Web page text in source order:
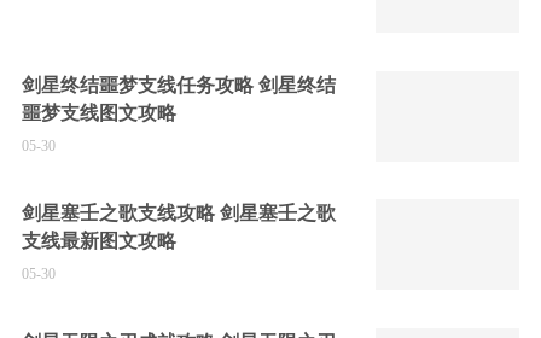
剑星终结噩梦支线任务攻略 剑星终结
噩梦支线图文攻略
05-30
剑星塞壬之歌支线攻略 剑星塞壬之歌
支线最新图文攻略
05-30